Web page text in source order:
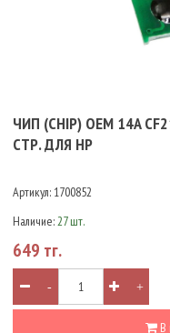
ЧИП (CHIP) OEM 14A
СТР. ДЛЯ HP
Артикул: 1700852
Наличие:27 шт.
649 тг.
- +
В